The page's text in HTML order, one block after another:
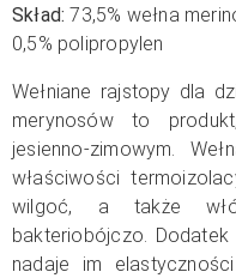
Skład: 73,5% wełna
0,5% polipropylen
Wełniane rajstopy dla
merynosów to
jesienno-zimowym.
właściwości
wilgoć, a także
bakteriobójczo.
nadaje im